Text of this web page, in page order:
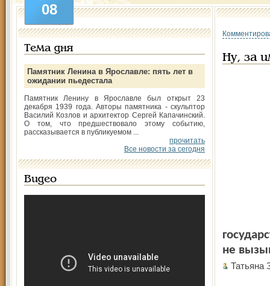
08
Тема дня
Памятник Ленина в Ярославле: пять лет в
ожидании пьедестала
Памятник Ленину в Ярославле был открыт 23
декабря 1939 года. Авторы памятника - скульптор
Василий Козлов и архитектор Сергей Капачинский.
О том, что предшествовало этому событию,
рассказывается в публикуемом ...
прочитать
Все новости за сегодня
Видео
Ну, за
не